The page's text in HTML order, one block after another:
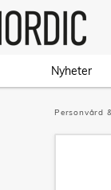
Nyheter
Personvård